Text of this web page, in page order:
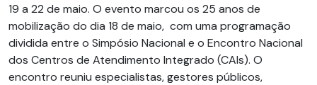
19 a 22 de maio. O evento marcou os 25 anos de
mobilização do dia 18 de maio, com uma programação
dividida entre o Simpósio Nacional e o Encontro Nacional
dos Centros de Atendimento Integrado (CAIs). O
encontro reuniu especialistas, gestores públicos,